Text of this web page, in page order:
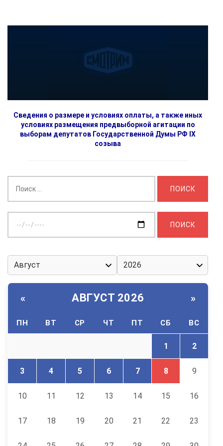
Сведения о размере и условиях оплаты, а также иных
условиях размещения предвыборной агитации по
выборам депутатов Государственной Думы РФ IX
созыва
дату:
« АВГУСТ 2026 »
ПН ВТ СР ЧТ ПТ СБ ВС
1 2
3 4 5 6 7 8 9
10 11 12 13 14 15 16
17 18 19 20 21 22 23